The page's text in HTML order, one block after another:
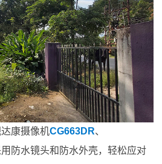
康摄像机CG663DR、
防水镜头和防水外壳，轻松应对